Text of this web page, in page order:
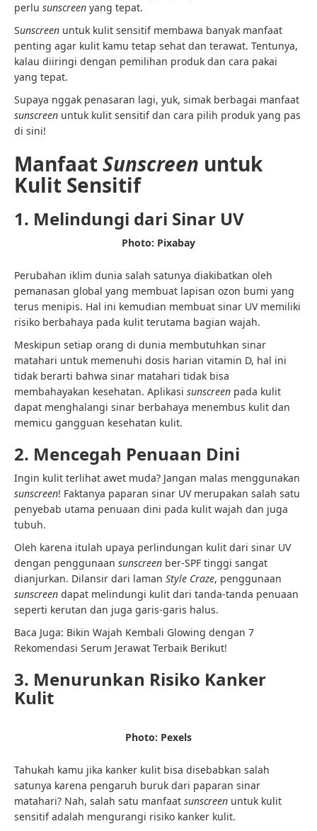
perlu sunscreen yang tepat.
Sunscreen untuk kulit sensitif membawa banyak manfaat
penting agar kulit kamu tetap sehat dan terawat. Tentunya,
kalau diiringi dengan pemilihan produk dan cara pakai
yang tepat.
Supaya nggak penasaran lagi, yuk, simak berbagai manfaat
sunscreen untuk kulit sensitif dan cara pilih produk yang pas
di sini!
ManfaatSunscreen untuk
Kulit Sensitif
1. Melindungi dari Sinar UV
Photo: Pixabay
Perubahan iklim dunia salah satunya diakibatkan oleh
pemanasan global yang membuat lapisan ozon bumi yang
terus menipis. Hal ini kemudian membuat sinar UV memiliki
risiko berbahaya pada kulit terutama bagian wajah.
Meskipun setiap orang di dunia membutuhkan sinar
matahari untuk memenuhi dosis harian vitamin D, hal ini
tidak berarti bahwa sinar matahari tidak bisa
membahayakan kesehatan. Aplikasi sunscreen pada kulit
dapat menghalangi sinar berbahaya menembus kulit dan
memicu gangguan kesehatan kulit.
2. Mencegah Penuaan Dini
Ingin kulit terlihat awet muda? Jangan malas menggunakan
sunscreen! Faktanya paparan sinar UV merupakan salah satu
penyebab utama penuaan dini pada kulit wajah dan juga
tubuh.
Oleh karena itulah upaya perlindungan kulit dari sinar UV
dengan penggunaan sunscreen ber-SPF tinggi sangat
dianjurkan. Dilansir dari laman Style Craze, penggunaan
sunscreen dapat melindungi kulit dari tanda-tanda penuaan
seperti kerutan dan juga garis-garis halus.
Baca Juga: Bikin Wajah Kembali Glowing dengan 7
Rekomendasi Serum Jerawat Terbaik Berikut!
3. Menurunkan Risiko Kanker
Kulit
Photo: Pexels
Tahukah kamu jika kanker kulit bisa disebabkan salah
satunya karena pengaruh buruk dari paparan sinar
matahari? Nah, salah satu manfaat sunscreen untuk kulit
sensitif adalah mengurangi risiko kanker kulit.